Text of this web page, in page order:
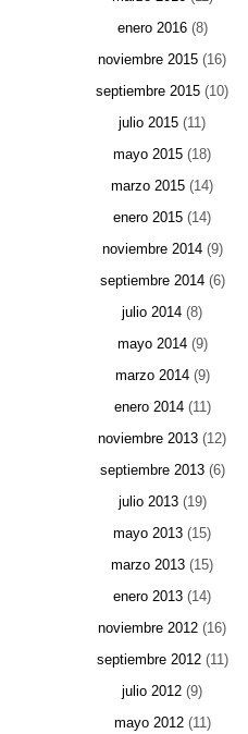
enero 2016(8)
noviembre 2015 (16)
septiembre 2015 (10)
julio 2015 (11)
mayo 2015 (18)
marzo 2015 (14)
enero 2015 (14)
noviembre 2014(9)
septiembre 2014(6)
julio 2014 (8)
mayo 2014(9)
marzo 2014(9)
enero 2014(11)
noviembre 2013 (12)
septiembre 2013(6)
julio 2013(19)
mayo 2013 (15)
marzo 2013 (15)
enero 2013 (14)
noviembre 2012 (16)
septiembre 2012(11)
julio 2012 (9)
mayo 2012(11)